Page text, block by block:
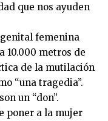
que nos ayuden
femenina
10.000 metros de
de la mutilación
“una tragedia”.
un “don”.
poner a la mujer